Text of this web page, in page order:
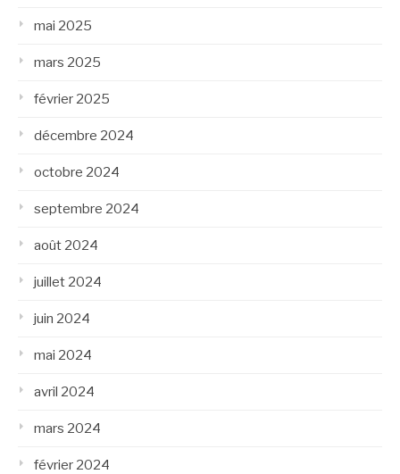
mai 2025
mars 2025
février 2025
décembre 2024
octobre 2024
septembre 2024
août 2024
juillet 2024
juin 2024
mai 2024
avril 2024
mars 2024
février 2024